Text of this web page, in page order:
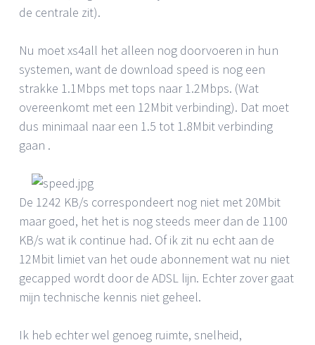
de centrale zit).
Nu moet xs4all het alleen nog doorvoeren in hun
systemen, want de download speed is nog een
strakke 1.1Mbps met tops naar 1.2Mbps. (Wat
overeenkomt met een 12Mbit verbinding). Dat moet
dus minimaal naar een 1.5 tot 1.8Mbit verbinding
gaan .
De 1242 KB/s correspondeert nog niet met 20Mbit
maar goed, het het is nog steeds meer dan de 1100
KB/s wat ik continue had. Of ik zit nu echt aan de
12Mbit limiet van het oude abonnement wat nu niet
gecapped wordt door de ADSL lijn. Echter zover gaat
mijn technische kennis niet geheel.
Ik heb echter wel genoeg ruimte, snelheid,